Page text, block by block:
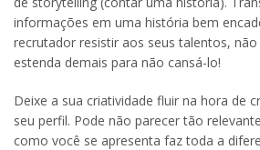
informações em uma história bem
recrutador resistir aos seus talentos,
estenda demais para não cansá-lo!
Deixe a sua criatividade fluir na hora de
seu perfil. Pode não parecer tão
como você se apresenta faz toda a